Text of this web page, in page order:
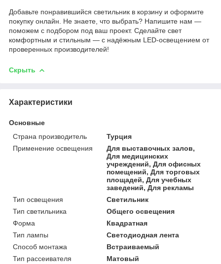
Добавьте понравившийся светильник в корзину и оформите
покупку онлайн. Не знаете, что выбрать? Напишите нам —
поможем с подбором под ваш проект. Сделайте свет
комфортным и стильным — с надёжным LED-освещением от
проверенных производителей!
Скрыть
Характеристики
Основные
Страна производитель
Турция
Применение освещения
Для выставочных залов,
Для медицинских
учреждений, Для офисных
помещений, Для торговых
площадей, Для учебных
заведений, Для рекламы
Тип освещения
Светильник
Тип светильника
Общего освещения
Форма
Квадратная
Тип лампы
Светодиодная лента
Способ монтажа
Встраиваемый
Тип рассеивателя
Матовый